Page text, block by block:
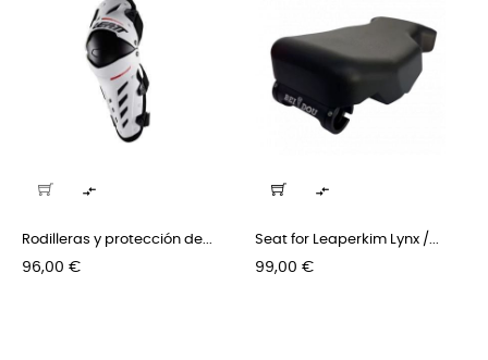

Rodilleras y protección de...
Precio
96,00 €

Seat for Leaperkim Lynx /...
Precio
99,00 €